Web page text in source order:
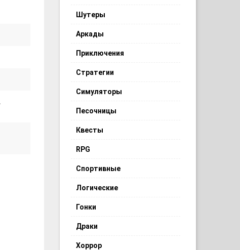
Шутеры
Аркады
Приключения
Стратегии
Симуляторы
Песочницы
Квесты
RPG
Спортивные
Логические
Гонки
Драки
Хоррор